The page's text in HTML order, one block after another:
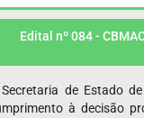
de Estado
à decisão
Edital nº 084 -